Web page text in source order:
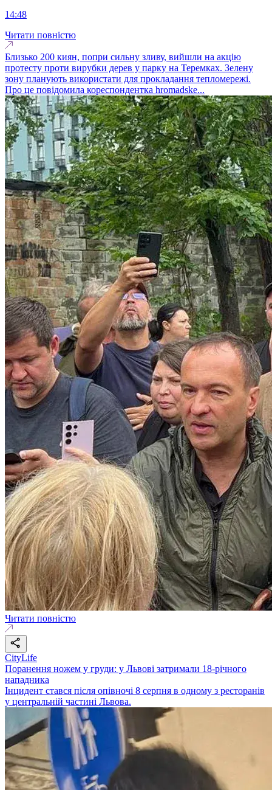
14:48
Читати повністю
Близько 200 киян, попри сильну зливу, вийшли на акцію
протесту проти вирубки дерев у парку на Теремках. Зелену
зону планують використати для прокладання тепломережі.
Про це повідомила кореспондентка hromadske...
Читати повністю
CityLife
Поранення ножем у груди: у Львові затримали 18-річного
нападника
Інцидент стався після опівночі 8 серпня в одному з ресторанів
у центральній частині Львова.